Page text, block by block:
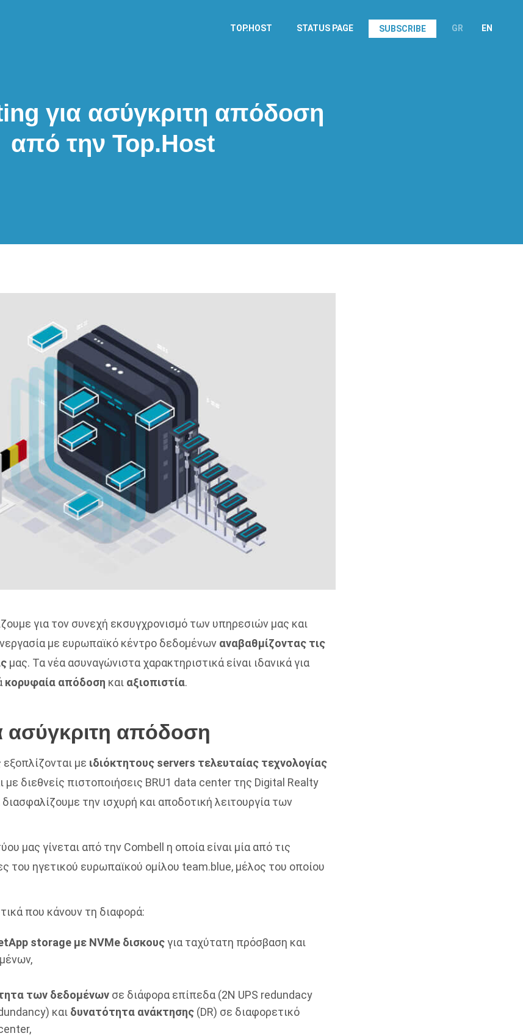
TOP.HOST STATUS PAGE SUBSCRIBE GR EN
για ασύγκριτη απόδοση
από την Top.Host
για τον συνεχή εκσυγχρονισμό των υπηρεσιών μας και
με ευρωπαϊκό κέντρο δεδομένων αναβαθμίζοντας τις
μας. Τα νέα ασυναγώνιστα χαρακτηριστικά είναι ιδανικά για
κορυφαία απόδοση και αξιοπιστία.
ασύγκριτη απόδοση
με ιδιόκτητους servers τελευταίας τεχνολογίας
με διεθνείς πιστοποιήσεις BRU1 data center της Digital Realty
την ισχυρή και αποδοτική λειτουργία των
μας γίνεται από την Combell η οποία είναι μία από τις
του ηγετικού ευρωπαϊκού ομίλου team.blue, μέλος του οποίου
που κάνουν τη διαφορά:
storage με NVMe δισκουςγια ταχύτατη πρόσβαση και
των δεδομένων σε διάφορα επίπεδα (2Ν UPS redundacy
και δυνατότητα ανάκτησης (DR) σε διαφορετικό